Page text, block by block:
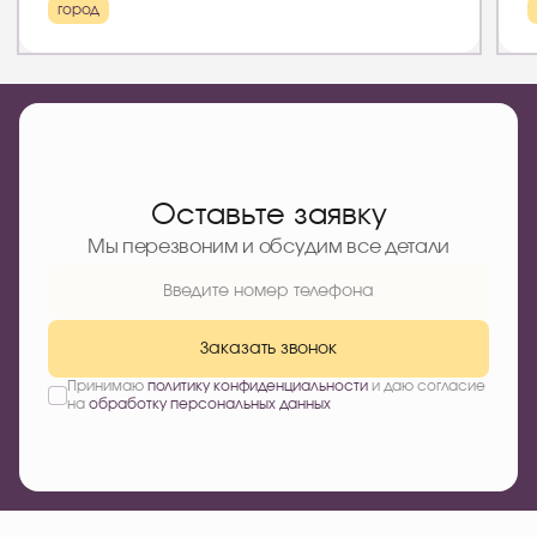
город
Оставьте заявку
Мы перезвоним и обсудим все детали
Заказать звонок
Принимаю политику конфиденциальностии даю согласие
на обработку персональных данных